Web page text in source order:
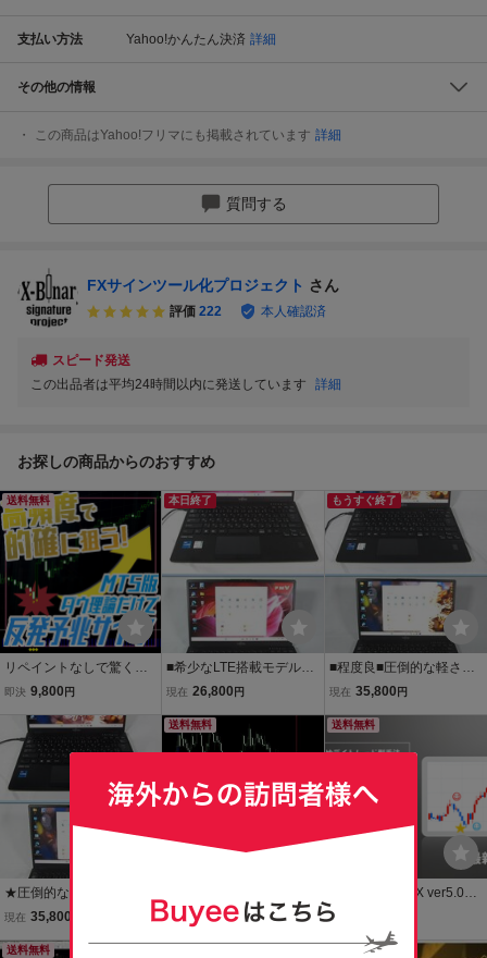
支払い方法 Yahoo!かんたん決済 詳細
その他の情報
この商品はYahoo!フリマにも掲載されています 詳細
質問する
FXサインツール化プロジェクト さん
評価 222 本人確認済
スピード発送
この出品者は平均24時間以内に発送しています
詳細
お探しの商品からのおすすめ
送料無料
リペイントなしで驚くほ
ど天井を捉える!? ダウ理
予兆するサインインジケ
ーター 【DowRebound】
※MT5版※
即決 9,800 円
本日終了
■希少なLTE搭載モデル■
圧倒的な軽さ■第12世代C
U9312/K[4.4GHz/8G/256
GB]■SSD■Windows11Pro
現在 26,800 円
もうすぐ終了
■程度良■圧倒的な軽さと
性能■第12世代Corei7-12
[4.8GHz/8G/256GB]■SSD
■Windows11Pro搭載■
現在 35,800 円
★圧倒的な軽さと性能★
第12世代Corei7-1265U★
Hz/8G/256GB]★SSD★Wi
現在 35,800
送料無料
ーターはRSIとRD-Comb
oの2つ!月収100万円の逆
即決 1,980円
送料無料
『ニコちゃんFX ver5.0』
FXのサインツール スキャ
ルピングやデイトレード
専業 トレード手法 MT5 イ
即決
送料無料 送料無料